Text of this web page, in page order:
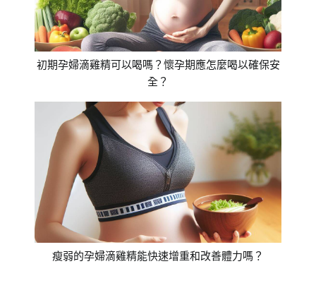
初期孕婦滴雞精可以喝嗎？懷孕期應怎麼喝以確保安
全？
瘦弱的孕婦滴雞精能快速增重和改善體力嗎？